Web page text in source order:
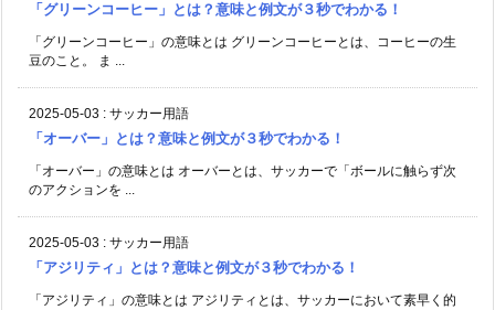
「グリーンコーヒー」とは？意味と例文が３秒でわかる！
「グリーンコーヒー」の意味とは グリーンコーヒーとは、コーヒーの生
豆のこと。 ま ...
2025-05-03 : サッカー用語
「オーバー」とは？意味と例文が３秒でわかる！
「オーバー」の意味とは オーバーとは、サッカーで「ボールに触らず次
のアクションを ...
2025-05-03 : サッカー用語
「アジリティ」とは？意味と例文が３秒でわかる！
「アジリティ」の意味とは アジリティとは、サッカーにおいて素早く的